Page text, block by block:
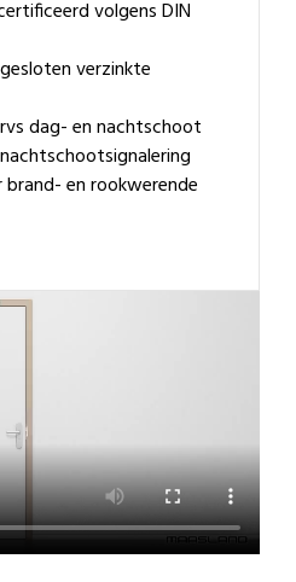
volgens DIN
verzinkte
dag- en nachtschoot
en rookwerende